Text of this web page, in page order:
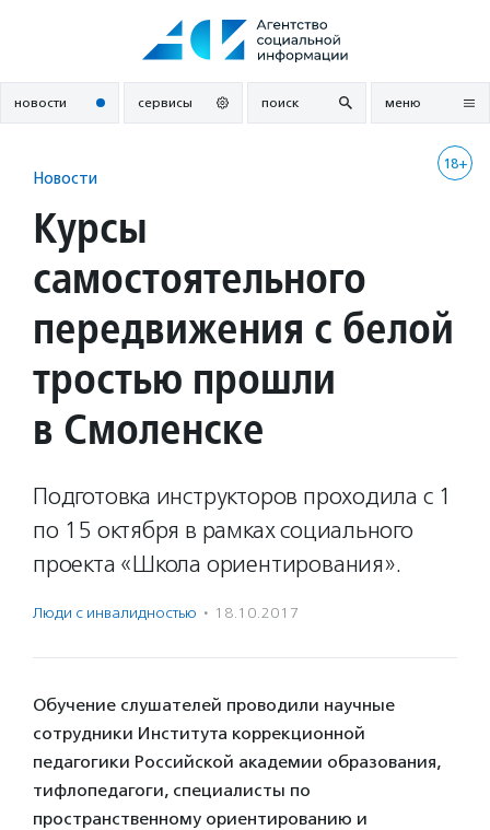
новости сервисы поиск меню
18+
Новости
Курсы
самостоятельного
передвижения с белой
тростью прошли
в Смоленске
Подготовка инструкторов проходила с 1
по 15 октября в рамках социального
проекта «Школа ориентирования».
Люди с инвалидностью · 18.10.2017
Обучение слушателей проводили научные
сотрудники Института коррекционной
педагогики Российской академии образования,
тифлопедагоги, специалисты по
пространственному ориентированию и